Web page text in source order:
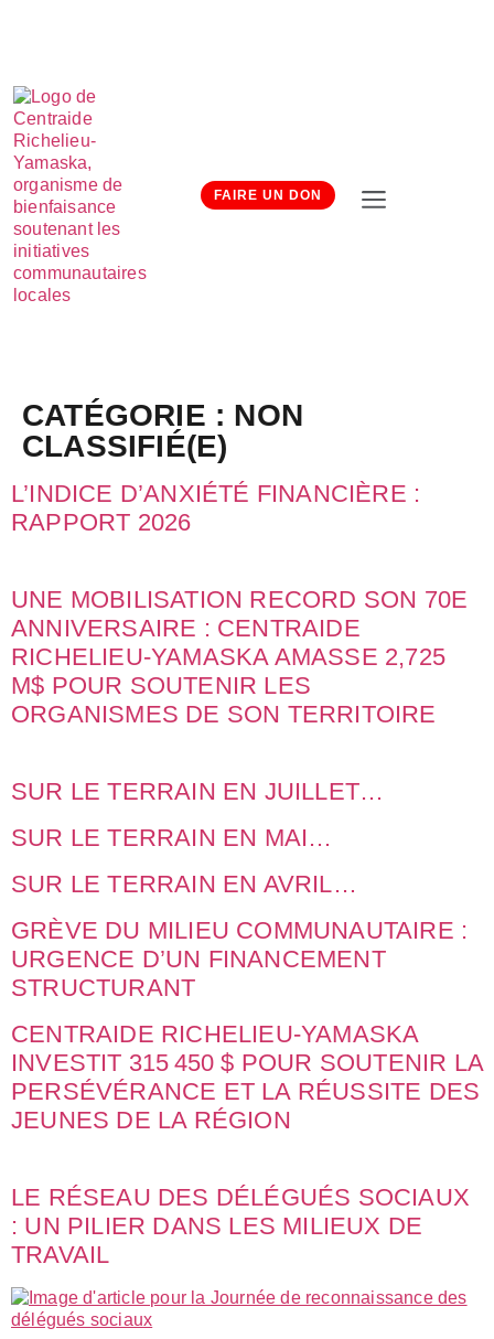
FAIRE UN DON
CATÉGORIE : NON
CLASSIFIÉ(E)
L’INDICE D’ANXIÉTÉ FINANCIÈRE :
RAPPORT 2026
UNE MOBILISATION RECORD SON 70E
ANNIVERSAIRE : CENTRAIDE
RICHELIEU-YAMASKA AMASSE 2,725
M$ POUR SOUTENIR LES
ORGANISMES DE SON TERRITOIRE
SUR LE TERRAIN EN JUILLET…
SUR LE TERRAIN EN MAI…
SUR LE TERRAIN EN AVRIL…
GRÈVE DU MILIEU COMMUNAUTAIRE :
URGENCE D’UN FINANCEMENT
STRUCTURANT
CENTRAIDE RICHELIEU-YAMASKA
INVESTIT 315 450 $ POUR SOUTENIR LA
PERSÉVÉRANCE ET LA RÉUSSITE DES
JEUNES DE LA RÉGION
LE RÉSEAU DES DÉLÉGUÉS SOCIAUX
: UN PILIER DANS LES MILIEUX DE
TRAVAIL